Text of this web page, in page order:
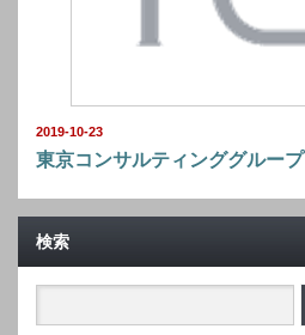
2019-10-23
東京コンサルティンググループ
検索